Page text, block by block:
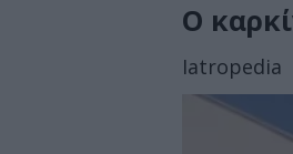
Ο
Iatropedia